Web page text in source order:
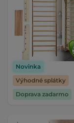
Novinka
Výhodné splátky
Doprava zadarmo